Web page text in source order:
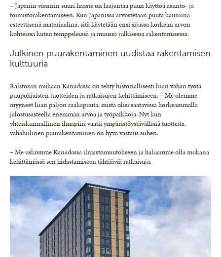
– Japanin viennin suuri haaste on laajentaa puun käyttöä asunto- ja
toimistorakentamiseen. Kun Japanissa arvostetaan puuta kauniina
esteettisenä materiaalina, sitä käytetään ensi sijassa korkean arvon
kohteissa kuten temppeleissä ja muussa julkisessa rakentamisessa.
Julkinen puurakentaminen uudistaa rakentamisen
kulttuuria
Ralstonin mukaan Kanadassa on tehty historiallisesti liian vähän työtä
puupohjaisten tuotteiden ja ratkaisujen kehittämiseen. – Me olemme
myyneet liian paljon raakapuuta, mistä olisi saatavissa korkeammalla
jalostusasteella enemmän arvoa ja työpaikkoja. Nyt kun
yhteiskunnallinen ilmapiiri vaatii ympäristöystävällisiä tuotteita,
vähähiilinen puurakentaminen on hyvä vastaus siihen.
– Me uskomme Kanadassa ilmastomuutokseen ja haluamme olla mukana
kehittämässä sen hidastamiseen tähtääviä ratkaisuja.